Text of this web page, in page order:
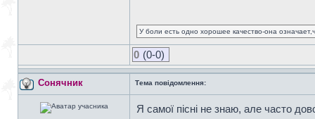
У боли есть одно хорошее качество-она
0 (0-0)
Сонячник Тема повідомлення:
Я самої пісні не знаю, але часто